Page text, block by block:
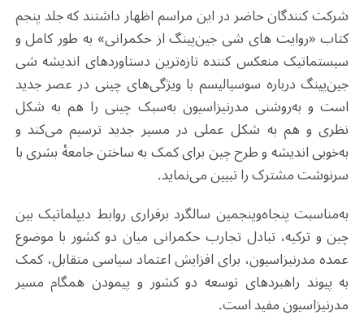
شرکت کنندگان حاضر در این مراسم اظهار داشتند که جلد پنجم
کتاب «روایت های شی جین‌پینگ از حکمرانی» به طور کامل و
سیستماتیک منعکس کننده تازه‌ترین دستاوردهای اندیشه شی
جین‌پینگ درباره سوسیالیسم با ویژگی‌های چینی در عصر جدید
است و به‌روشنی مدرنیزاسیون به‌سبک چینی را هم به شکل
نظری و هم به شکل عملی در مسیر جدید ترسیم می‌کند و
به‌خوبی اندیشه و طرح چین برای کمک به ساختن جامعهٔ بشری با
سرنوشت مشترک را تبیین می‌نماید.
به‌مناسبت پنجاه‌وپنجمین سالگرد برقراری روابط دیپلماتیک بین
چین و ترکیه، تبادل تجارب حکمرانی میان دو کشور با موضوع
عمده مدرنیزاسیون، برای افزایش اعتماد سیاسی متقابل، کمک
به پیوند راهبردهای توسعه دو کشور و پیمودن همگام مسیر
مدرنیزاسیون مفید است.